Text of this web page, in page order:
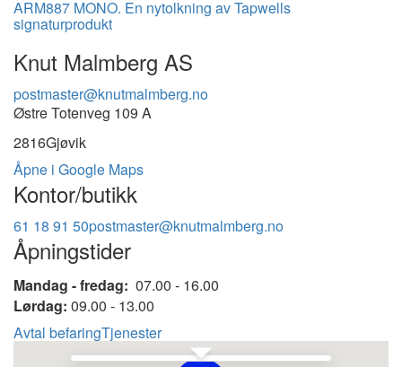
ARM887 MONO. En nytolkning av Tapwells
signaturprodukt
Knut Malmberg AS
postmaster@knutmalmberg.no
Østre Totenveg 109 A
2816Gjøvik
Åpne i Google Maps
Kontor/butikk
61 18 91 50postmaster@knutmalmberg.no
Åpningstider
Mandag - fredag: 07.00 - 16.00
Lørdag: 09.00 - 13.00
Avtal befaringTjenester